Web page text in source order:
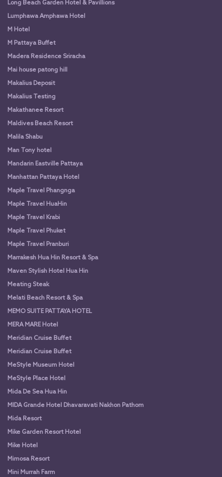
Long Beach Garden Hotel & Pavillions
Lumphawa Amphawa Hotel
M Hotel
M Pattaya Buffet
Madera Residence Sriracha
Mai house patong hill
Makalius Deposit
Makalius Testing
Makathanee Resort
Maldives Beach Resort
Malila Shabu
Man Tony hotel
Mandarin Eastville Pattaya
Manhattan Pattaya Hotel
Maple Travel Phangnga
Maple Travel HuaHin
Maple Travel Krabi
Maple Travel Phuket
Maple Travel Pranburi
Marrakesh Hua Hin Resort & Spa
Maven Stylish Hotel Hua Hin
Meating Steak
Melati Beach Resort & Spa
MEMO SUITE PATTAYA HOTEL
MERA MARE Hotel
Meridian Cruise Buffet
Meridian Cruise Buffet
MeStyle Museum Hotel
MeStyle Place Hotel
Mida De Sea Hua Hin
MIDA Grande Hotel Dhavaravati Nakhon Pathom
Mida Resort
Mike Garden Resort Hotel
Mike Hotel
Mimosa Resort
Mini Murrah Farm